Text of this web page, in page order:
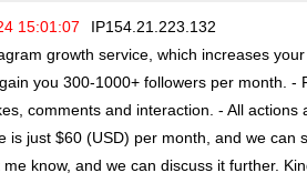
15:01:07 IP154.21.223.132
growth service, which increases
you 300-1000+ followers per month. -
comments and interaction. - All actions
is just $60 (USD) per month, and we can
know, and we can discuss it further.